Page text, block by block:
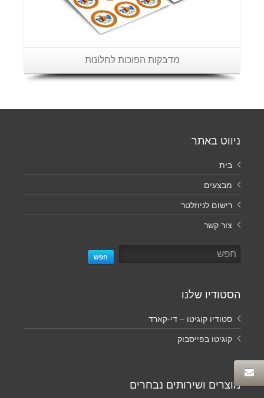
מדבקות הפוכות לחלונות
ניווט באתר
בית
מבצעים
רישום לניוזלטר
צור קשר
חפש
הסטודיו שלנו
סטודיו קוגיטו – די-קארד
קוגיטו בפייסבוק
מוצרים ושירותים נבחרים